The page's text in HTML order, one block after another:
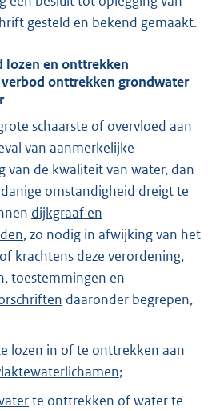
gesteld en bekend gemaakt.
lozen en onttrekken
onttrekken grondwater
schaarste of overvloed aan
van aanmerkelijke
van de kwaliteit van water, dan
omstandigheid dreigt te
dijkgraaf en
, zo nodig in afwijking van het
krachtens deze verordening,
toestemmingen en
daaronder begrepen,
lozen in of te onttrekken aan
;
te onttrekken of water te